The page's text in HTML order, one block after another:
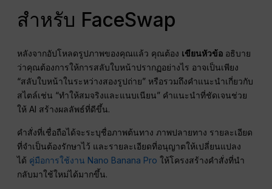
สำหรับ FaceSwap
หลังจากอัปโหลดรูปภาพของคุณแล้ว คุณต้อง เขียนหัวข้อ อธิบาย
ว่าคุณต้องการให้การสลับใบหน้าปรากฏอย่างไร อาจเป็นเพียง
“สลับใบหน้าในระหว่างสองรูปถ่าย” หรือรวมถึงคำแนะนำเกี่ยวกับ
สไตล์เช่น “ทำให้สมจริงและแนบเนียน” คำแนะนำที่ชัดเจนช่วย
ให้ AI สร้างผลลัพธ์ที่ดีขึ้น.
คำสั่งที่เชื่อถือได้จะระบุชื่อภาพต้นทาง ภาพปลายทาง รายละเอียด
ที่จำเป็นต้องรักษาไว้ และรายละเอียดที่อนุญาตให้เปลี่ยนแปลง
ได้ คู่มือการใช้งาน Nano Banana Pro ให้โครงสร้างคำสั่งที่นำ
กลับมาใช้ใหม่ได้มากขึ้น.